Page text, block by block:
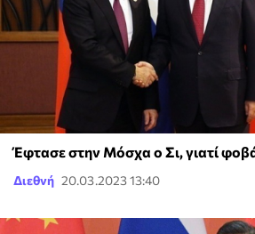
Έφτασε στην Μόσχα ο Σι, γιατί
Διεθνή 20.03.2023 13:40